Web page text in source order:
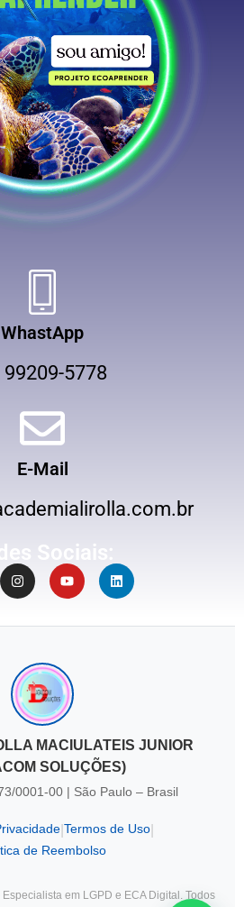
WhastApp
99209-5778
E-Mail
Sociais:
MACIULATEIS JUNIOR
SOLUÇÕES)
0001-00 | São Paulo – Brasil
Termos de Uso
de Reembolso
em LGPD e ECA Digital. Todos